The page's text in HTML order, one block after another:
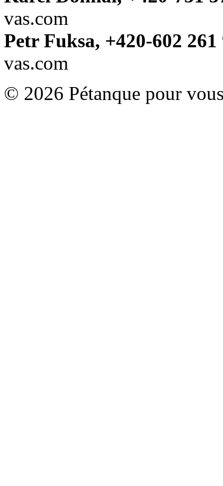
vas.com
Petr Fuksa, +420-602 261
vas.com
© 2026 Pétanque pour